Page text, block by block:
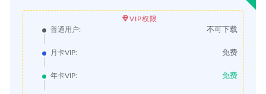
VIP权限
普通用户:
不可下载
月卡VIP: 免费
年卡VIP: 免费